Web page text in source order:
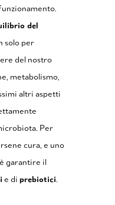
del
solo per
del nostro
metabolismo,
altri aspetti
Per
cura, e uno
garantire il
e di prebiotici.